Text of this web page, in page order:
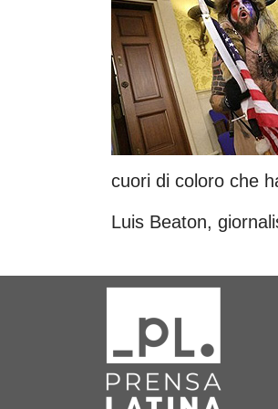
cuori di coloro che
Luis Beaton,